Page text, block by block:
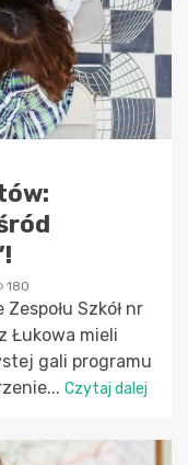
180
Szkół nr
Łukowa mieli
gali programu
Czytaj dalej